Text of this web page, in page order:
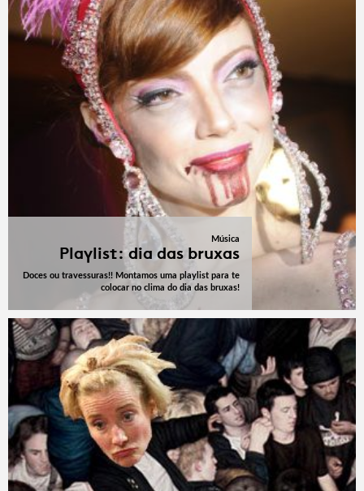
Música
Playlist: dia das bruxas
Doces ou travessuras!! Montamos uma playlist para te
colocar no clima do dia das bruxas!